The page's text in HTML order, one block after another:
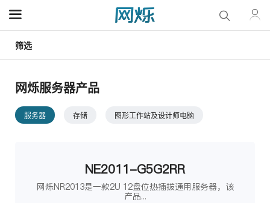
网烁服务器产品
服务器 存储 图形工作站及设计师电脑
筛选
NE2011-G5G2RR
网烁NR2013是一款2U 12盘位热插拔通用服务器，该
产品...